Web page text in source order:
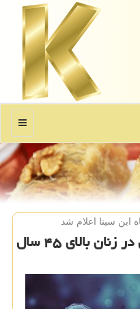
منو
ابن سینا اعلام شد
درمان كاهش ذخیره تخمدان در زنان بالای ۴۵ سال